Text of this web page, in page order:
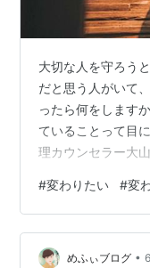
大切な人を守ろう
だと思う人がいて
ったら何をします
ていることって目
理カウンセラー大
す。
https://
93181
こと。助けて欲し
#変わりたい #変
めふぃブログ •